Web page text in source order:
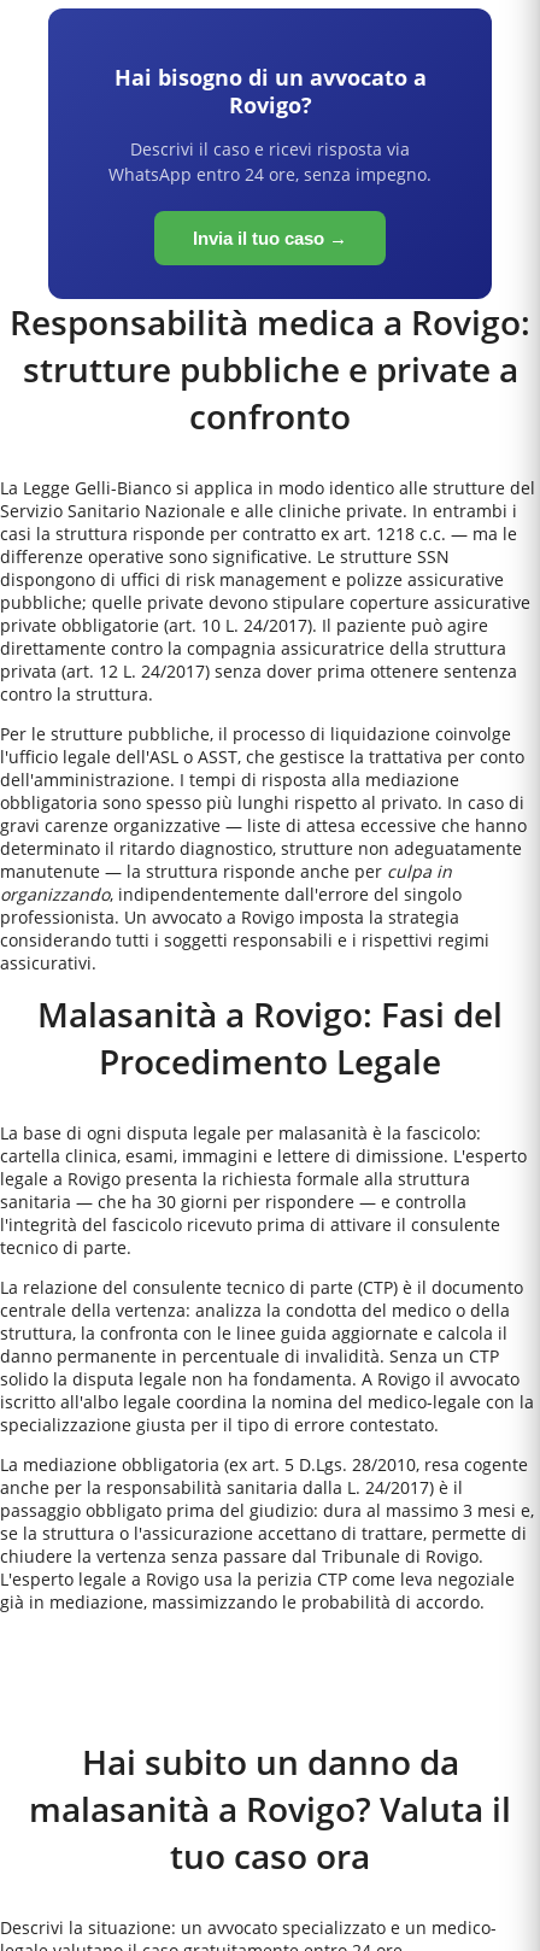
Hai bisogno di un avvocato a
Rovigo?
Descrivi il caso e ricevi risposta via
WhatsApp entro 24 ore, senza impegno.
Invia il tuo caso →
Responsabilità medica a Rovigo:
strutture pubbliche e private a
confronto
La Legge Gelli-Bianco si applica in modo identico alle strutture del
Servizio Sanitario Nazionale e alle cliniche private. In entrambi i
casi la struttura risponde per contratto ex art. 1218 c.c. — ma le
differenze operative sono significative. Le strutture SSN
dispongono di uffici di risk management e polizze assicurative
pubbliche; quelle private devono stipulare coperture assicurative
private obbligatorie (art. 10 L. 24/2017). Il paziente può agire
direttamente contro la compagnia assicuratrice della struttura
privata (art. 12 L. 24/2017) senza dover prima ottenere sentenza
contro la struttura.
Per le strutture pubbliche, il processo di liquidazione coinvolge
l'ufficio legale dell'ASL o ASST, che gestisce la trattativa per conto
dell'amministrazione. I tempi di risposta alla mediazione
obbligatoria sono spesso più lunghi rispetto al privato. In caso di
gravi carenze organizzative — liste di attesa eccessive che hanno
determinato il ritardo diagnostico, strutture non adeguatamente
manutenute — la struttura risponde anche per culpa in
organizzando, indipendentemente dall'errore del singolo
professionista. Un avvocato a Rovigo imposta la strategia
considerando tutti i soggetti responsabili e i rispettivi regimi
assicurativi.
Malasanità a Rovigo: Fasi del
Procedimento Legale
La base di ogni disputa legale per malasanità è la fascicolo:
cartella clinica, esami, immagini e lettere di dimissione. L'esperto
legale a Rovigo presenta la richiesta formale alla struttura
sanitaria — che ha 30 giorni per rispondere — e controlla
l'integrità del fascicolo ricevuto prima di attivare il consulente
tecnico di parte.
La relazione del consulente tecnico di parte (CTP) è il documento
centrale della vertenza: analizza la condotta del medico o della
struttura, la confronta con le linee guida aggiornate e calcola il
danno permanente in percentuale di invalidità. Senza un CTP
solido la disputa legale non ha fondamenta. A Rovigo il avvocato
iscritto all'albo legale coordina la nomina del medico-legale con la
specializzazione giusta per il tipo di errore contestato.
La mediazione obbligatoria (ex art. 5 D.Lgs. 28/2010, resa cogente
anche per la responsabilità sanitaria dalla L. 24/2017) è il
passaggio obbligato prima del giudizio: dura al massimo 3 mesi e,
se la struttura o l'assicurazione accettano di trattare, permette di
chiudere la vertenza senza passare dal Tribunale di Rovigo.
L'esperto legale a Rovigo usa la perizia CTP come leva negoziale
già in mediazione, massimizzando le probabilità di accordo.
Hai subito un danno da
malasanità a Rovigo? Valuta il
tuo caso ora
Descrivi la situazione: un avvocato specializzato e un medico-